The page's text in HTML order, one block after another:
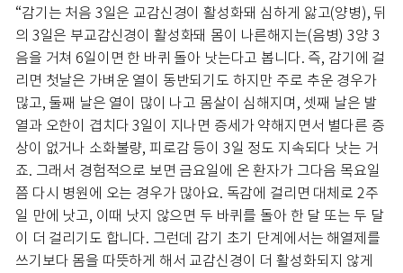
“감기는 처음 3일은 교감신경이 활성화돼 심하게 앓고(양병), 뒤
의 3일은 부교감신경이 활성화돼 몸이 나른해지는(음병) 3양 3
음을 거쳐 6일이면 한 바퀴 돌아 낫는다고 봅니다. 즉, 감기에 걸
리면 첫날은 가벼운 열이 동반되기도 하지만 주로 추운 경우가
많고, 둘째 날은 열이 많이 나고 몸살이 심해지며, 셋째 날은 발
열과 오한이 겹치다 3일이 지나면 증세가 약해지면서 별다른 증
상이 없거나 소화불량, 피로감 등이 3일 정도 지속되다 낫는 거
죠. 그래서 경험적으로 보면 금요일에 온 환자가 그다음 목요일
쯤 다시 병원에 오는 경우가 많아요. 독감에 걸리면 대체로 2주
일 만에 낫고, 이때 낫지 않으면 두 바퀴를 돌아 한 달 또는 두 달
이 더 걸리기도 합니다. 그런데 감기 초기 단계에서는 해열제를
쓰기보다 몸을 따뜻하게 해서 교감신경이 더 활성화되지 않게